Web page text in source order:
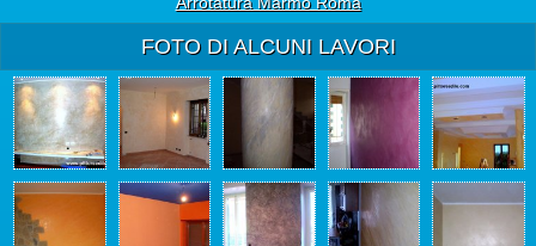
FOTO DI ALCUNI LAVORI